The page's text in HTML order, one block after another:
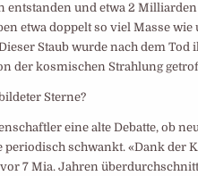
entstanden und etwa 2
etwa doppelt so viel Masse
Staub wurde nach dem
der kosmischen Strahlung
Sterne?
eine alte Debatte, ob
periodisch schwankt. «Dank der
7 Mia. Jahren